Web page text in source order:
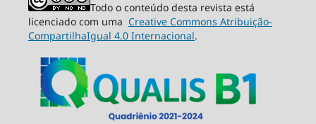
Todo o conteúdo desta revista está
licenciado com uma Creative Commons Atribuição-
CompartilhaIgual 4.0 Internacional.